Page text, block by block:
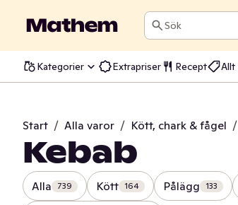
Sök
Kategorier Extrapriser Recept Allt
Start / Alla varor / Kött, chark & fågel /
Kebab
Alla 739 Kött 164 Pålägg 133